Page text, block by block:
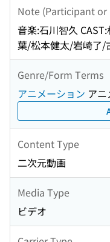
Note (Participant or
音楽:石川智久
葉/松本健太/岩崎了/
Genre/Form Terms
アニメーション ア
Content Type
二次元動画
Media Type
ビデオ